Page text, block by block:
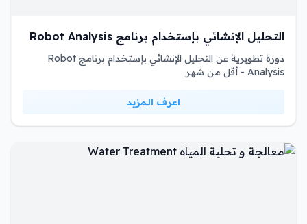
التحليل الإنشائي بإستخدام برنامج Robot Analysis
دورة تطويرية عن التحليل الإنشائي بإستخدام برنامج Robot
Analysis - أقل من شهر
اعرف المزيد